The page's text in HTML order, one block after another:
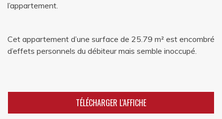
l’appartement.
Cet appartement d’une surface de 25.79 m² est encombré
d’effets personnels du débiteur mais semble inoccupé.
TÉLÉCHARGER L'AFFICHE